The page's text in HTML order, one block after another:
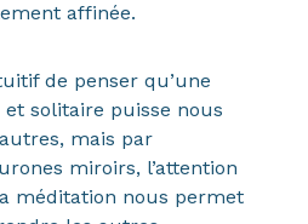
affinée.
de penser qu’une
solitaire puisse nous
mais par
miroirs, l’attention
méditation nous permet